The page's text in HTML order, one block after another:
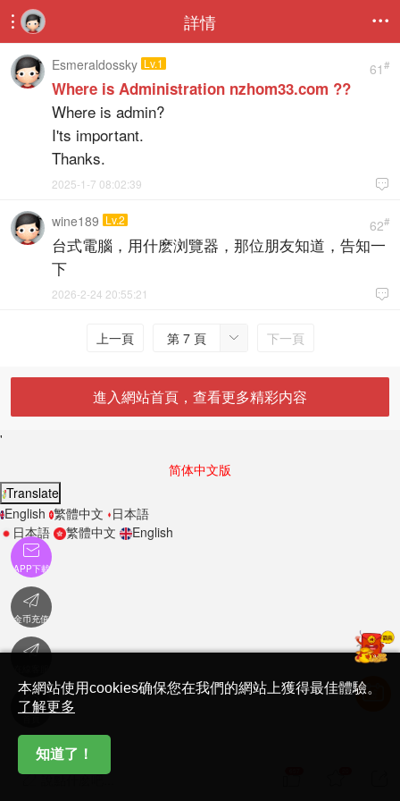
 詳情 
61#
Esmeraldossky Lv.1
Where is Administration nzhom33.com ??
Where is admin?
I'ts important.
Thanks.

2025-1-7 08:02:39
62#
wine189 Lv.2
台式電腦，用什麽浏覽器，那位朋友知道，告知一
下

2026-2-24 20:55:21
上一頁 
第 7 頁 下一頁
進入網站首頁，查看更多精彩内容
'
简体中文版
Translate
English 繁體中文 日本語
日本語
繁體中文 English
本網站使用cookies确保您在我們的網站上獲得最佳體驗。
了解更多
知道了！

APP下載

金币充值


說點什麽吧...